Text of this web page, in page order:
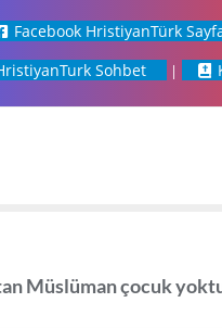
Facebook HristiyanTürk
Sohbet
Müslüman çocuk